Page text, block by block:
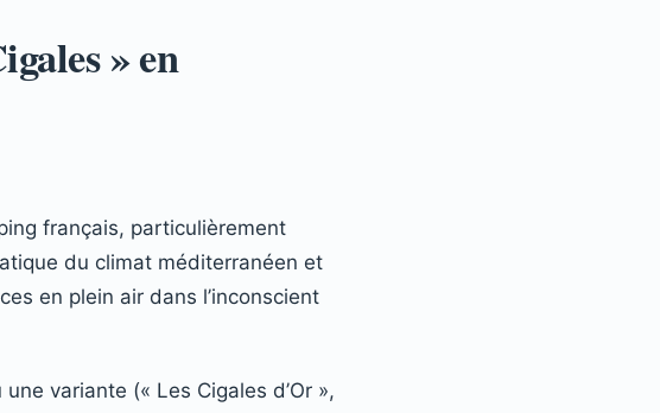
» en
français, particulièrement
du climat méditerranéen et
en plein air dans l’inconscient
variante (« Les Cigales d’Or »,